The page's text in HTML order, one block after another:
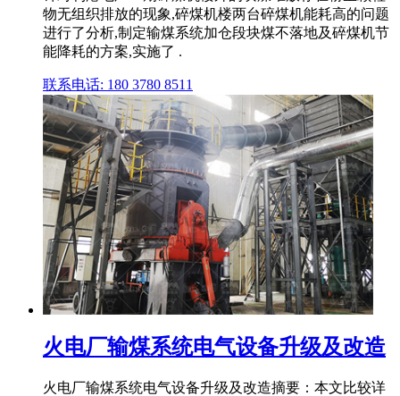
物无组织排放的现象,碎煤机楼两台碎煤机能耗高的问题
进行了分析,制定输煤系统加仓段块煤不落地及碎煤机节
能降耗的方案,实施了 .
联系电话: 180 3780 8511
火电厂输煤系统电气设备升级及改造
火电厂输煤系统电气设备升级及改造摘要：本文比较详